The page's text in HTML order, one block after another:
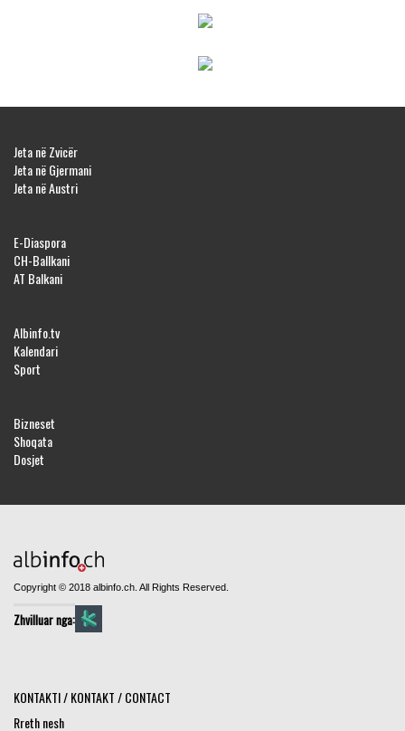
Jeta në Zvicër
Jeta në Gjermani
Jeta në Austri
E-Diaspora
CH-Ballkani
AT Balkani
Albinfo.tv
Kalendari
Sport
Bizneset
Shoqata
Dosjet
Copyright © 2018 albinfo.ch. All Rights Reserved.
Zhvilluar nga:
KONTAKTI / KONTAKT / CONTACT
Rreth nesh